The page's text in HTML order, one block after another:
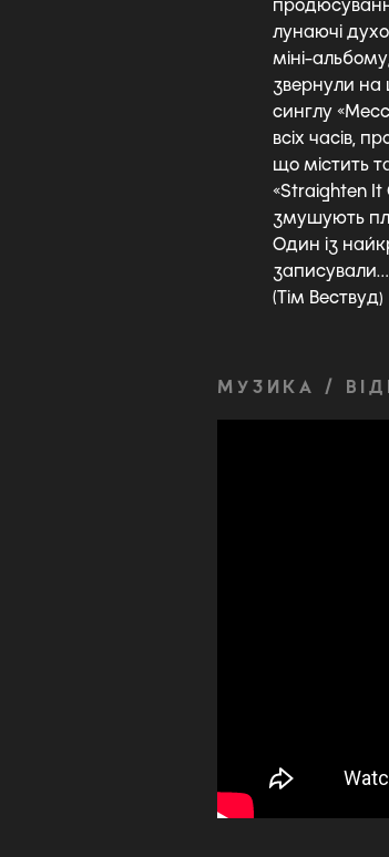
лунаючі
міні-
звернули на
синглу
всіх часів,
що містить
«Straighten It
змушують
Один із
(Тім Вествуд)
МУЗИКА /